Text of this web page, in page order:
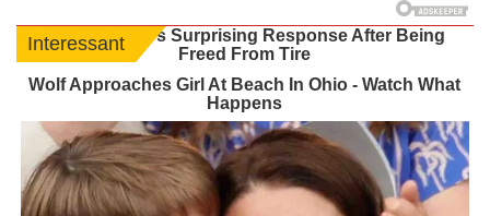
Interessant
Colorado Elk's Surprising Response After Being
Freed From Tire
Wolf Approaches Girl At Beach In Ohio - Watch What
Happens